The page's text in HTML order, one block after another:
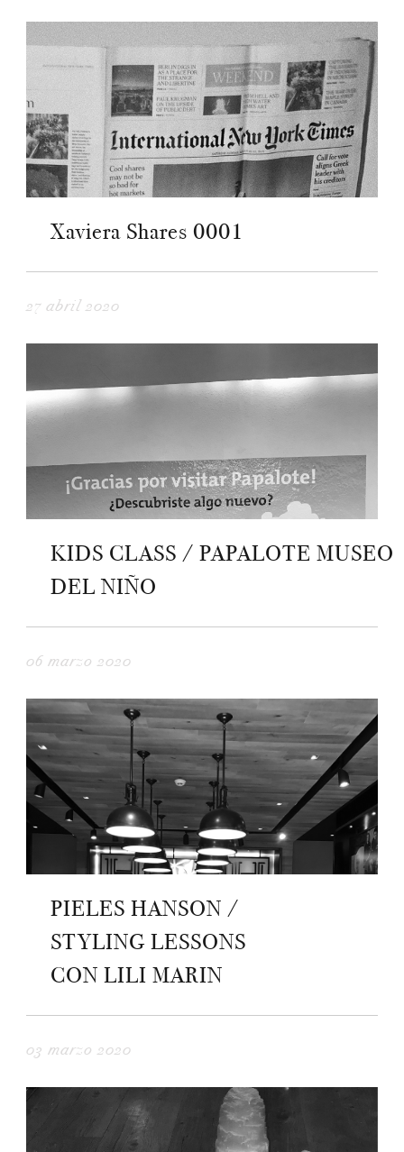
Xaviera Shares 0001
27 abril 2020
KIDS CLASS / PAPALOTE MUSEO
DEL NIÑO
06 marzo 2020
PIELES HANSON /
STYLING LESSONS
CON LILI MARIN
03 marzo 2020